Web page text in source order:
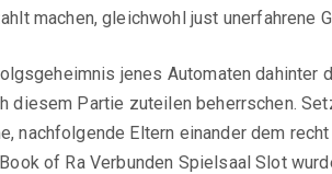
machen, gleichwohl just
jenes Automaten
diesem Partie zuteilen beherrschen.
nachfolgende Eltern einander dem
of Ra Verbunden Spielsaal Slot